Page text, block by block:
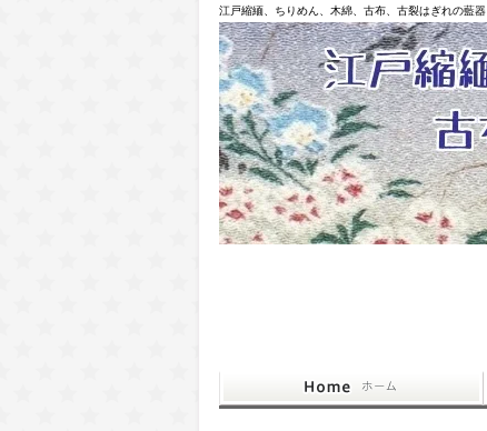
江戸縮緬、ちりめん、木綿、古布、古裂はぎれの藍器